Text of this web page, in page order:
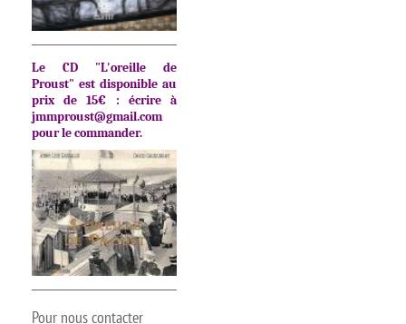
Le CD "L'oreille de
Proust" est disponible au
prix de 15€ : écrire à
jmmproust@gmail.com
pour le commander.
Pour nous contacter